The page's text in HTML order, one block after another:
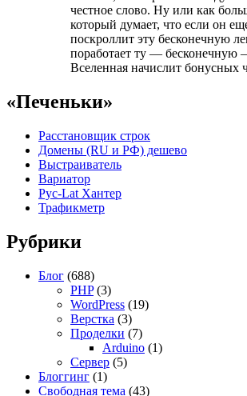
честное слово. Ну или как
который думает, что если он
поскроллит эту бесконечную
поработает ту — бесконечную
Вселенная начислит
«Печеньки»
Расстановщик строк
Домены (RU и РФ) дешево
Выстраиватель
Вариатор
Рус-Lat Хантер
Трафикметр
Рубрики
Блог (688)
PHP(3)
WordPress (19)
Верстка (3)
Проделки (7)
Arduino (1)
Сервер (5)
Блоггинг (1)
Свободная тема (43)